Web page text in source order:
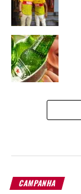
CAMPANHA